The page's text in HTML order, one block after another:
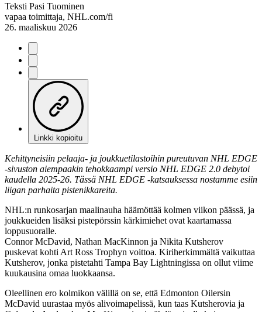
Teksti Pasi Tuominen
vapaa toimittaja, NHL.com/fi
26. maaliskuu 2026
Linkki kopioitu
Kehittyneisiin pelaaja- ja joukkuetilastoihin pureutuvan NHL EDGE
-sivuston aiempaakin tehokkaampi versio NHL EDGE 2.0 debytoi
kaudella 2025-26. Tässä NHL EDGE -katsauksessa nostamme esiin
liigan parhaita pistenikkareita.
NHL:n runkosarjan maalinauha häämöttää kolmen viikon päässä, ja
joukkueiden lisäksi pistepörssin kärkimiehet ovat kaartamassa
loppusuoralle.
Connor McDavid, Nathan MacKinnon ja Nikita Kutsherov
puskevat kohti Art Ross Trophyn voittoa. Kiriherkimmältä vaikuttaa
Kutsherov, jonka pistetahti Tampa Bay Lightningissa on ollut viime
kuukausina omaa luokkaansa.
Oleellinen ero kolmikon välillä on se, että Edmonton Oilersin
McDavid uurastaa myös alivoimapelissä, kun taas Kutsherovia ja